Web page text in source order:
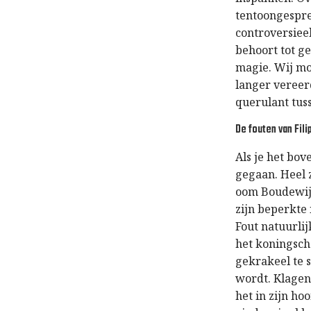
behoort tot
magie. Wij
langer
querulant
De fouten van
Als je het
gegaan.
oom
zijn beperkte
Fout
het
gekrakeel te
wordt.
het in zijn